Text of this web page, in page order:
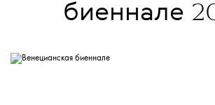
биеннале